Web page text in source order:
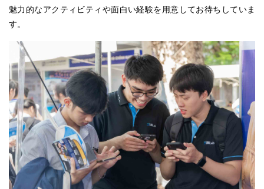
魅力的なアクティビティや面白い経験を用意してお待ちしていま
す。